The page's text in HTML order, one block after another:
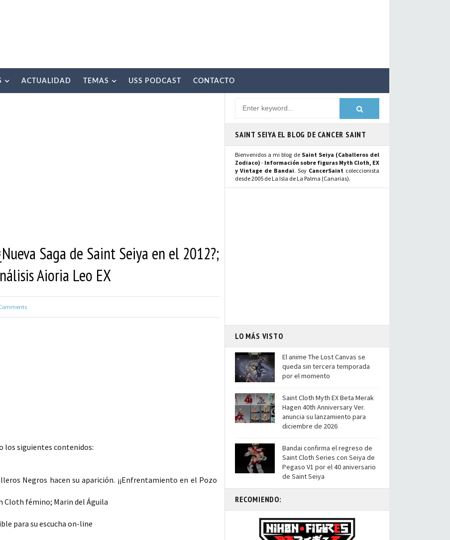
ACTUALIDAD TEMAS USS PODCAST CONTACTO
Saga de Saint Seiya en el 2012?;
Aioria Leo EX
los siguientes contenidos:
Negros hacen su aparición. ¡¡Enfrentamiento en el Pozo
Cloth fémino; Marin del Águila
para su escucha on-line
SAINT SEIYA EL BLOG DE CANCER SAINT
Bienvenidos a mi blog de Saint Seiya (Caballeros del
Zodiaco) - Información sobre figuras Myth Cloth, EX
y Vintage de Bandai. Soy CancerSaint coleccionista
desde 2005 de La Isla de La Palma (Canarias).
LO MÁS VISTO
El anime The Lost Canvas se
queda sin tercera temporada
por el momento
Saint Cloth Myth EX Beta Merak
Hagen 40th Anniversary Ver.
anuncia su lanzamiento para
diciembre de 2026
Bandai confirma el regreso de
Saint Cloth Series con Seiya de
Pegaso V1 por el 40 aniversario
de Saint Seiya
RECOMIENDO: